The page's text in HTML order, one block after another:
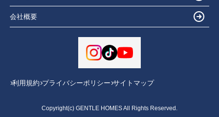
会社概要
利用規約 プライバシーポリシー サイトマップ
Copyright(c) GENTLE HOMES All Rights Reserved.